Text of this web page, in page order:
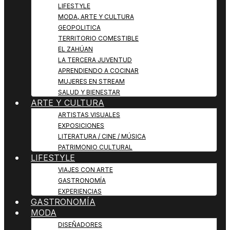
LIFESTYLE
MODA, ARTE Y CULTURA
GEOPOLITICA
TERRITORIO COMESTIBLE
EL ZAHÚAN
LA TERCERA JUVENTUD
APRENDIENDO A COCINAR
MUJERES EN STREAM
SALUD Y BIENESTAR
ARTE Y CULTURA
ARTISTAS VISUALES
EXPOSICIONES
LITERATURA / CINE / MÚSICA
PATRIMONIO CULTURAL
LIFESTYLE
VIAJES CON ARTE
GASTRONOMÍA
EXPERIENCIAS
GASTRONOMÍA
MODA
DISEÑADORES